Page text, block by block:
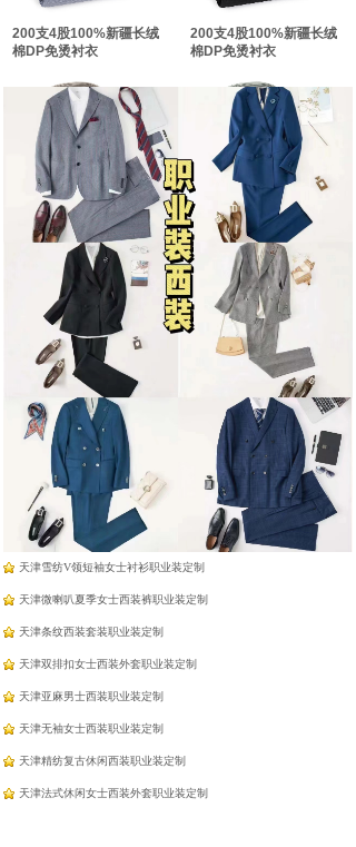
200支4股100%新疆长绒
棉DP免烫衬衣
200支4股100%新疆长绒
棉DP免烫衬衣
羽绒蛋白纤维羊绒免烫衬
羽绒蛋白纤维羊绒免烫衬
衣
天津工作服厂家定制
天津雪纺法式飘带衬衫职业装定制
天津面试西装半身裙职业装定制
天津雪纺V领短袖女士衬衫职业装定制
天津微喇叭夏季女士西装裤职业装定制
天津条纹西装套装职业装定制
天津双排扣女士西装外套职业装定制
天津亚麻男士西装职业装定制
天津无袖女士西装职业装定制
天津精纺复古休闲西装职业装定制
天津法式休闲女士西装外套职业装定制